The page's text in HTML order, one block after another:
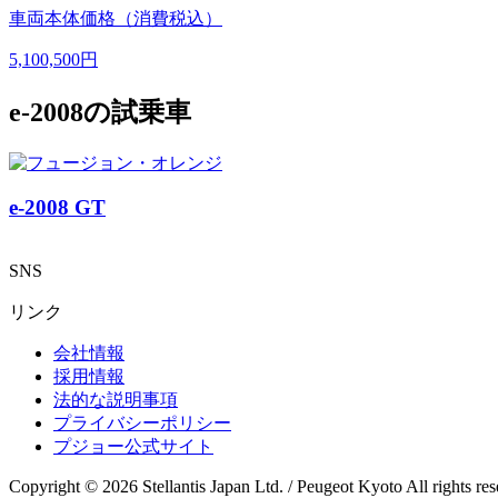
車両本体価格（消費税込）
5,100,500円
e-2008の試乗車
e-2008 GT
SNS
リンク
会社情報
採用情報
法的な説明事項
プライバシーポリシー
プジョー公式サイト
Copyright © 2026 Stellantis Japan Ltd. / Peugeot Kyoto All rights